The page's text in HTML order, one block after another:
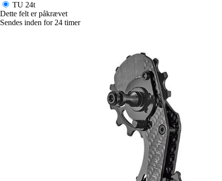
TU 24t
Dette felt er påkrævet
Sendes inden for 24 timer